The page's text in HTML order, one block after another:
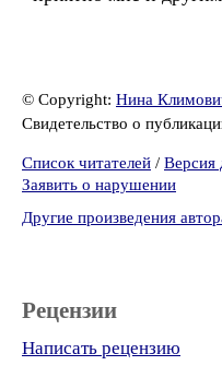
© Copyright: Нина
Свидетельство о
Список читателей / Версия
Заявить о нарушении
Другие произведения
Рецензии
Написать рецензию